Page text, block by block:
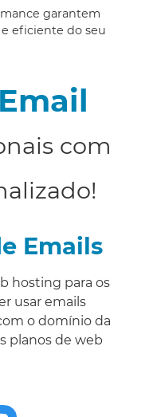
garantem
eficiente do seu
com
Emails
hosting para os
usar emails
o domínio da
planos de web